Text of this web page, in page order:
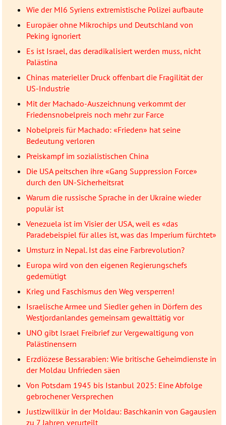
Wie der MI6 Syriens extremistische Polizei aufbaute
Europäer ohne Mikrochips und Deutschland von
Peking ignoriert
Es ist Israel, das deradikalisiert werden muss, nicht
Palästina
Chinas materieller Druck offenbart die Fragilität der
US-Industrie
Mit der Machado-Auszeichnung verkommt der
Friedensnobelpreis noch mehr zur Farce
Nobelpreis für Machado: «Frieden» hat seine
Bedeutung verloren
Preiskampf im sozialistischen China
Die USA peitschen ihre «Gang Suppression Force»
durch den UN-Sicherheitsrat
Warum die russische Sprache in der Ukraine wieder
populär ist
Venezuela ist im Visier der USA, weil es «das
Paradebeispiel für alles ist, was das Imperium fürchtet»
Umsturz in Nepal. Ist das eine Farbrevolution?
Europa wird von den eigenen Regierungschefs
gedemütigt
Krieg und Faschismus den Weg versperren!
Israelische Armee und Siedler gehen in Dörfern des
Westjordanlandes gemeinsam gewalttätig vor
UNO gibt Israel Freibrief zur Vergewaltigung von
Palästinensern
Erzdiözese Bessarabien: Wie britische Geheimdienste in
der Moldau Unfrieden säen
Von Potsdam 1945 bis Istanbul 2025: Eine Abfolge
gebrochener Versprechen
Justizwillkür in der Moldau: Baschkanin von Gagausien
zu 7 Jahren verurteilt